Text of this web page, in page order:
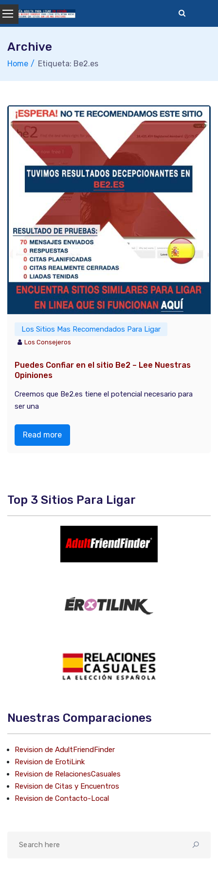
Skip
to
content
Archive
Home Etiqueta: Be2.es
Los Sitios Mas Recomendados Para Ligar
Los Consejeros
Puedes Confiar en el sitio Be2 – Lee Nuestras
Opiniones
Creemos que Be2.es tiene el potencial necesario para
ser una
Read more
Top 3 Sitios Para Ligar
Nuestras Comparaciones
Revision de AdultFriendFinder
Revision de ErotiLink
Revision de RelacionesCasuales
Revision de Citas y Encuentros
Revision de Contacto-Local